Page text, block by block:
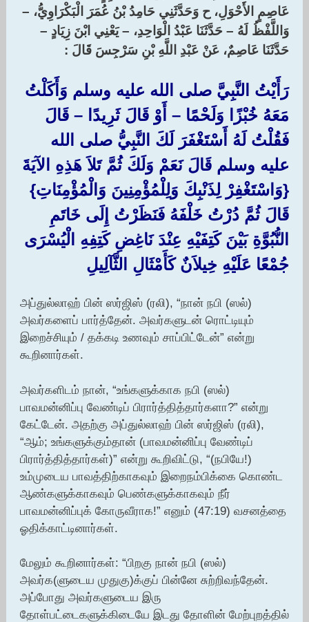
عَاصِمٍ الأَحْوَلِ، ح وَحَدَّثَنِي حَامِدُ بْنُ عُمَرَ الْبَكْرَاوِيُّ، –
وَاللَّفْظُ لَهُ – حَدَّثَنَا عَبْدُ الْوَاحِدِ، – يَعْنِي ابْنَ زِيَادٍ –
حَدَّثَنَا عَاصِمٌ، عَنْ عَبْدِ اللَّهِ بْنِ سَرْجِسَ قَالَ :‏
رَأَيْتُ النَّبِيَّ صلى الله عليه وسلم وَأَكَلْتُ
مَعَهُ خُبْزًا وَلَحْمًا – أَوْ قَالَ ثَرِيدًا – قَالَ
فَقُلْتُ لَهُ أَسْتَغْفَرَ لَكَ النَّبِيُّ صلى الله
عليه وسلم قَالَ نَعَمْ وَلَكَ ثُمَّ تَلاَ هَذِهِ الآيَةَ
‏{‏وَاسْتَغْفِرْ لِذَنْبِكَ وَلِلْمُؤْمِنِينَ وَالْمُؤْمِنَاتِ‏}‏
قَالَ ثُمَّ دُرْتُ خَلْفَهُ فَنَظَرْتُ إِلَى خَاتَمِ
النُّبُوَّةِ بَيْنَ كَتِفَيْهِ عِنْدَ نَاغِضِ كَتِفِهِ الْيُسْرَى
جُمْعًا عَلَيْهِ خِيلاَنٌ كَأَمْثَالِ الثَّآلِيلِ ‏
அப்துல்லாஹ் பின் ஸர்ஜிஸ் (ரலி), “நான் நபி (ஸல்)
அவர்களைப் பார்த்தேன். அவர்களுடன் ரொட்டியும்
இறைச்சியும் / தக்கடி உணவும் சாப்பிட்டேன்” என்று
கூறினார்கள்.
அவர்களிடம் நான், “உங்களுக்காக நபி (ஸல்)
பாவமன்னிப்பு வேண்டிப் பிரார்த்தித்தார்களா?” என்று
கேட்டேன். அதற்கு அப்துல்லாஹ் பின் ஸர்ஜிஸ் (ரலி),
“ஆம்; உங்களுக்கும்தான் (பாவமன்னிப்பு வேண்டிப்
பிரார்த்தித்தார்கள்)” என்று கூறிவிட்டு, “(நபியே!)
உம்முடைய பாவத்திற்காகவும் இறைநம்பிக்கை கொண்ட
ஆண்களுக்காகவும் பெண்களுக்காகவும் நீர்
பாவமன்னிப்புக் கோருவீராக!” எனும் (47:19) வசனத்தை
ஓதிக்காட்டினார்கள்.
மேலும் கூறினார்கள்: “பிறகு நான் நபி (ஸல்)
அவர்க(ளுடைய முதுகு)க்குப் பின்னே சுற்றிவந்தேன்.
அப்போது அவர்களுடைய இரு
தோள்பட்டைகளுக்கிடையே இடது தோளின் மேற்புறத்தில்